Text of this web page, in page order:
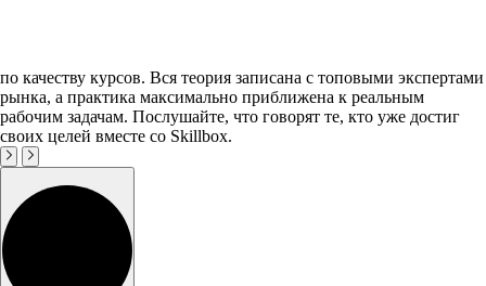
по качеству курсов. Вся теория записана с топовыми экспертами
рынка, а практика максимально приближена к реальным
рабочим задачам. Послушайте, что говорят те, кто уже достиг
своих целей вместе со Skillbox.